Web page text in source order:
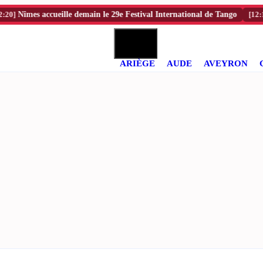
accueille demain le 29e Festival International de Tango [12:15]
ARIÈGE AUDE AVEYRON